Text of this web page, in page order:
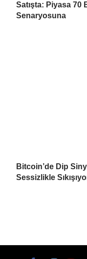
Satışta: Piyasa 70
Senaryosuna
Bitcoin’de Dip
Sessizlikle